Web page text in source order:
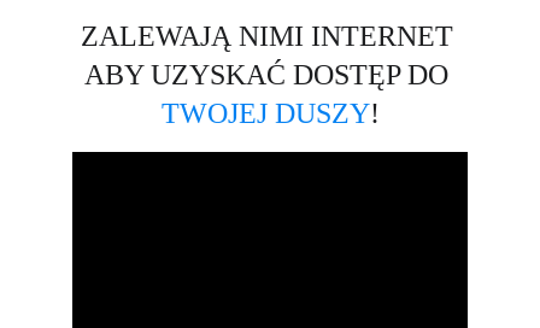
ZALEWAJĄ NIMI INTERNET
ABY UZYSKAĆ DOSTĘP DO
TWOJEJ DUSZY!